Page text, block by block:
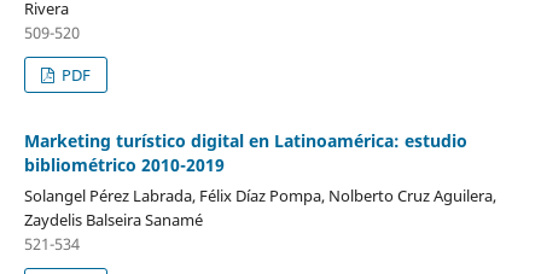
Rivera
509-520
PDF
Marketing turístico digital en Latinoamérica: estudio
bibliométrico 2010-2019
Solangel Pérez Labrada, Félix Díaz Pompa, Nolberto Cruz Aguilera,
Zaydelis Balseira Sanamé
521-534